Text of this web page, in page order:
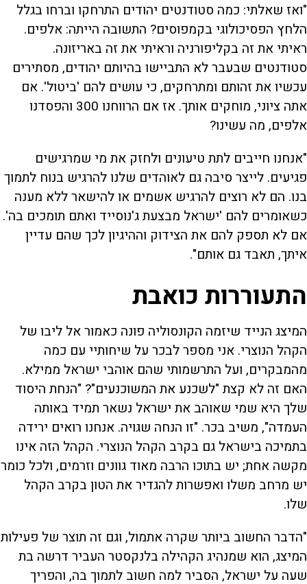
"ואז שאלתי: כמה סטודנטים יהודים התרחקו וברחו בגלל
הלחץ הפסיכולוגי בקמפוסים? התשובה הייתה: אלפים.
ראיתי את זה בקליפורניה וראיתי את זה באריזונה.
סטודנטים שבעבר לא התביישו בהיותם יהודים, מסתירים
עכשיו את זהותם ומתרחקים, כי עושים להם 'ביטול'. אם
אתה ציוני, מוחקים אותך. אז אם הרווחנו 300 והפסדנו
אלפים, מה עשינו?
"אנחנו חייבים לתת טיעונים ולחזק את מי שמרגישים
פגיעים. לייצר סיבה גם לאוהדים שלנו להרגיש בנוח לתמוך
בנו. הם לא רוצים להרגיש אשמים או להישאר ללא מענה
כשאומרים להם 'ישראל מבצעת ג'נוסייד ואתם תומכים בה'.
אם לא תספק להם את הצידוק וההיגיון לכך שהם עדיין
איתך, תאבד גם אותם".
התעוררות כואבת
המיצג הנייד שיזמה הקונסוליה פונה כאמור אל ליבו של
הקהל הנוצרי. אני מספר לבכר על שיחותיי עם כמה
מהמבקרים, ועל התרשמותי שהם אוהבי ישראל ממילא.
האם זה לא קצת "לשכנע את המשוכנעים"? "הנחת היסוד
שלך היא שמי שאוהב את ישראל נשאר תמיד באותה
העמדה", משיב בכר. "זו הנחה שגויה. אנחנו רואים ירידה
בתמיכה בישראל גם בקרב הקהל הנוצרי. הקהל הזה אינו
מקשה אחת; יש בתוכו הרבה מאוד גוונים וזרמים, ולכל כומר
יש מרחב משלו ואפשרות להגדיר את הטון בקרב הקהל
שלו.
"הדבר החשוב ביותר שקרה אתמול, וגם זה תוצר של פעילות
המיצג, הוא שמנהיג הקהילה בלנקסטר העביר דרשה בת
שעה על ישראל, הסביר למה חשוב לתמוך בה, והפריך